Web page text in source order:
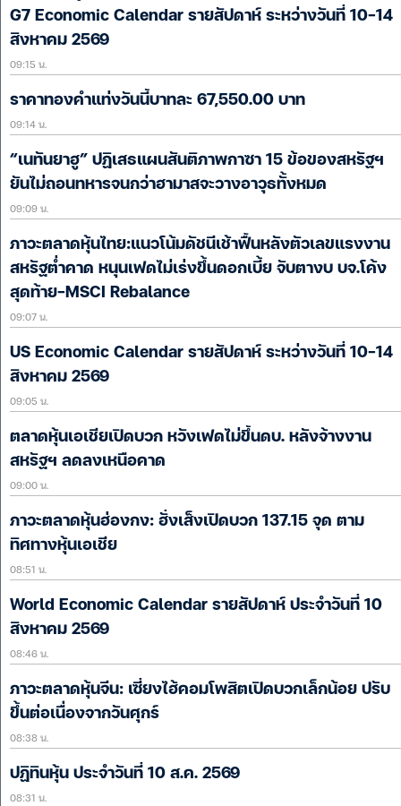
G7 Economic Calendar รายสัปดาห์ ระหว่างวันที่ 10-14
สิงหาคม 2569
09:15 น.
ราคาทองคำแท่งวันนี้บาทละ 67,550.00 บาท
09:14 น.
“เนทันยาฮู” ปฏิเสธแผนสันติภาพกาซา 15 ข้อของสหรัฐฯ
ยันไม่ถอนทหารจนกว่าฮามาสจะวางอาวุธทั้งหมด
09:09 น.
ภาวะตลาดหุ้นไทย:แนวโน้มดัชนีเช้าฟื้นหลังตัวเลขแรงงาน
สหรัฐต่ำคาด หนุนเฟดไม่เร่งขึ้นดอกเบี้ย จับตางบ บจ.โค้ง
สุดท้าย-MSCI Rebalance
09:07 น.
US Economic Calendar รายสัปดาห์ ระหว่างวันที่ 10-14
สิงหาคม 2569
09:05 น.
ตลาดหุ้นเอเชียเปิดบวก หวังเฟดไม่ขึ้นดบ. หลังจ้างงาน
สหรัฐฯ ลดลงเหนือคาด
09:00 น.
ภาวะตลาดหุ้นฮ่องกง: ฮั่งเส็งเปิดบวก 137.15 จุด ตาม
ทิศทางหุ้นเอเชีย
08:51 น.
World Economic Calendar รายสัปดาห์ ประจำวันที่ 10
สิงหาคม 2569
08:46 น.
ภาวะตลาดหุ้นจีน: เซี่ยงไฮ้คอมโพสิตเปิดบวกเล็กน้อย ปรับ
ขึ้นต่อเนื่องจากวันศุกร์
08:38 น.
ปฏิทินหุ้น ประจำวันที่ 10 ส.ค. 2569
08:31 น.